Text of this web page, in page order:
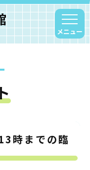
メニュー
時までの臨
て